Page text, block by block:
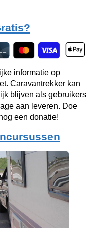
informatie op
Caravantrekker kan
blijven als gebruikers
aan leveren. Doe
een donatie!